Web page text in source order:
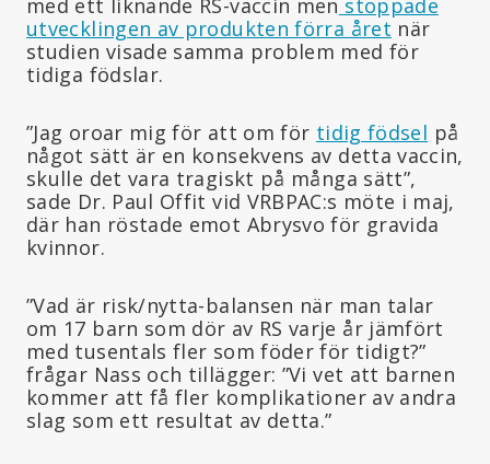
med ett liknande RS-vaccin men stoppade
utvecklingen av produkten förra året när
studien visade samma problem med för
tidiga födslar.
”Jag oroar mig för att om för tidig födsel på
något sätt är en konsekvens av detta vaccin,
skulle det vara tragiskt på många sätt”,
sade Dr. Paul Offit vid VRBPAC:s möte i maj,
där han röstade emot Abrysvo för gravida
kvinnor.
”Vad är risk/nytta-balansen när man talar
om 17 barn som dör av RS varje år jämfört
med tusentals fler som föder för tidigt?”
frågar Nass och tillägger: ”Vi vet att barnen
kommer att få fler komplikationer av andra
slag som ett resultat av detta.”